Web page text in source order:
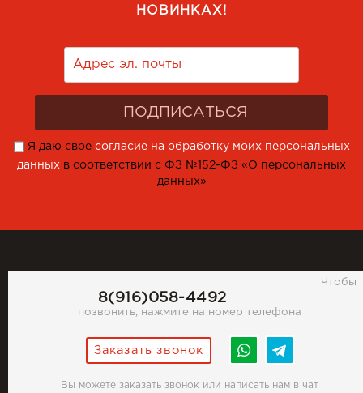
НОВИНКАХ!
Я даю свое согласие на обработку моих персональных
данных в соответствии с ФЗ №152-ФЗ «О персональных
данных»
8(916)058-4492
Чтобы
позвонить, нажмите на номер телефона
Заказать звонок
Вы можете заказать звонок или написать нам в чат